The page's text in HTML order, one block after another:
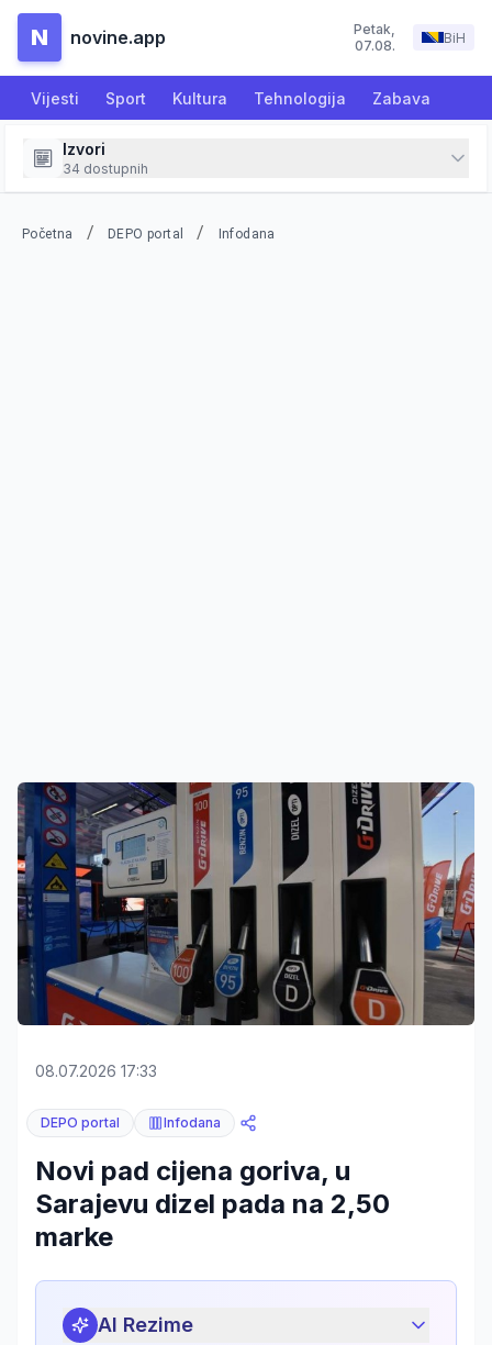
N novine.app Petak,
07.08.
BiH
Vijesti Sport Kultura Tehnologija Zabava
Izvori
34 dostupnih
Početna / DEPO portal / Infodana
08.07.2026 17:33
DEPO portal Infodana
Novi pad cijena goriva, u
Sarajevu dizel pada na 2,50
marke
AI Rezime